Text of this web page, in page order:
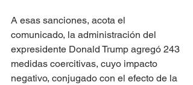
A esas sanciones, acota el
comunicado, la administración del
expresidente Donald Trump agregó 243
medidas coercitivas, cuyo impacto
negativo, conjugado con el efecto de la